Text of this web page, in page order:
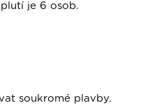
je 6 osob.
soukromé plavby.